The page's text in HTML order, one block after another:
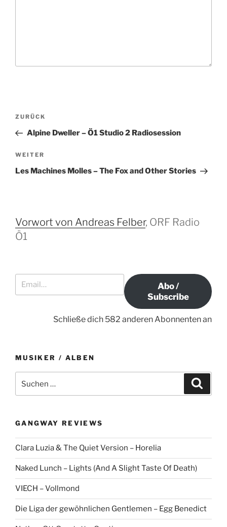
i
t
r
-
N
g
o
V
o
h
e
r
B
t
ZURÜCK
Alpine Dweller – Ö1 Studio 2 Radiosession
N
ä
t
e
r
i
WEITER
Les Machines Molles – The Fox and Other Stories
Vorwort von Andreas Felber, ORF Radio
Ö1
Email…
Abo /
Subscribe
Schließe dich 582 anderen Abonnenten an
MUSIKER / ALBEN
e
n
a
:
c
GANGWAY REVIEWS
Clara Luzia & The Quiet Version – Horelia
Naked Lunch – Lights (And A Slight Taste Of Death)
VIECH – Vollmond
Die Liga der gewöhnlichen Gentlemen – Egg Benedict